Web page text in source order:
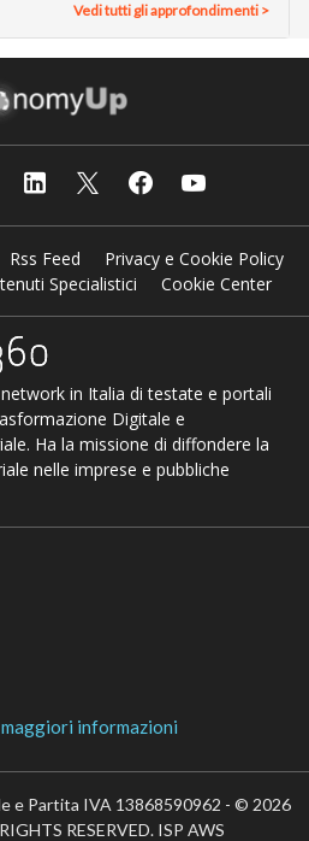
Vedi tutti gli approfondimenti >
Rss Feed
Privacy e Cookie Policy
Specialistici
Cookie Center
in Italia di testate e portali
Digitale e
Ha la missione di diffondere la
nelle imprese e pubbliche
informazioni
e Partita IVA 13868590962 - © 2026
RESERVED. ISP AWS